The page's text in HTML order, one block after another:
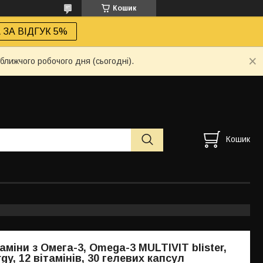
Кошик
ВІДГУК 5%
робочого дня (сьогодні).
Кошик
з Омега-3, Omega-3 MULTIVIT blister,
12 вітамінів, 30 гелевих капсул